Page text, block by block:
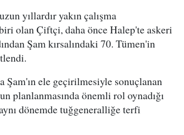
yıllardır yakın çalışma
olan Çiftçi, daha önce Halep'te askeri
Şam kırsalındaki 70. Tümen'in
Şam'ın ele geçirilmesiyle sonuçlanan
planlanmasında önemli rol oynadığı
dönemde tuğgeneralliğe terfi